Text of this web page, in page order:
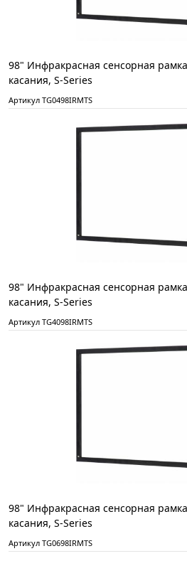
98" Инфракрасная сенсорная
касания, S-Series
Артикул TG0498IRMTS
98" Инфракрасная сенсорная
касания, S-Series
Артикул TG4098IRMTS
98" Инфракрасная сенсорная
касания, S-Series
Артикул TG0698IRMTS